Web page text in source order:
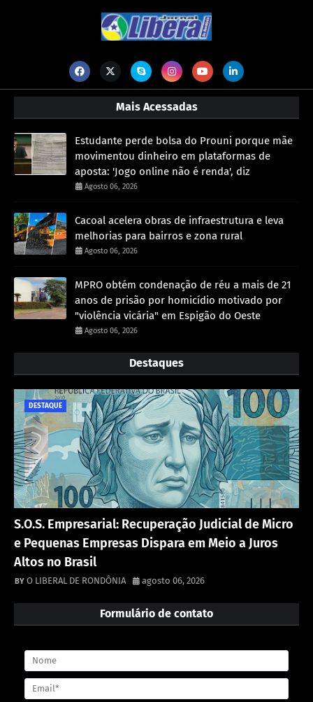
Mais Acessadas
Estudante perde bolsa do Prouni porque mãe
movimentou dinheiro em plataformas de
aposta: 'Jogo online não é renda', diz
Agosto 06, 2026
Cacoal acelera obras de infraestrutura e leva
melhorias para bairros e zona rural
Agosto 06, 2026
MPRO obtém condenação de réu a mais de 21
anos de prisão por homicídio motivado por
"violência vicária" em Espigão do Oeste
Agosto 06, 2026
Destaques
DESTAQUE
S.O.S. Empresarial: Recuperação Judicial de Micro
e Pequenas Empresas Dispara em Meio a Juros
Altos no Brasil
O LIBERAL DE RONDÔNIA agosto 06, 2026
Formulário de contato